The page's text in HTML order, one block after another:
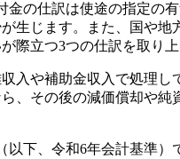
の仕訳は使途の指定の
生じます。また、国や
際立つ3つの仕訳を取り上
入や補助金収入で処理
、その後の減価償却や
下、令和6年会計基準